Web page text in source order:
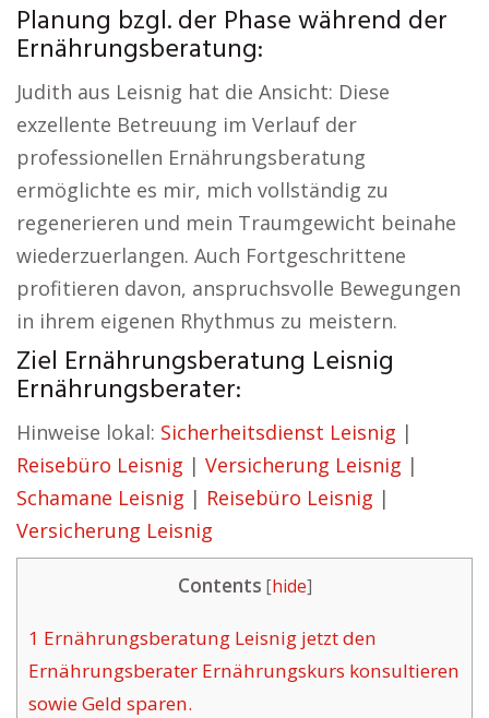
Planung bzgl. der Phase während der
Ernährungsberatung:
Judith aus Leisnig hat die Ansicht: Diese
exzellente Betreuung im Verlauf der
professionellen Ernährungsberatung
ermöglichte es mir, mich vollständig zu
regenerieren und mein Traumgewicht beinahe
wiederzuerlangen. Auch Fortgeschrittene
profitieren davon, anspruchsvolle Bewegungen
in ihrem eigenen Rhythmus zu meistern.
Ziel Ernährungsberatung Leisnig
Ernährungsberater:
Hinweise lokal: Sicherheitsdienst Leisnig |
Reisebüro Leisnig | Versicherung Leisnig |
Schamane Leisnig | Reisebüro Leisnig |
Versicherung Leisnig
Contents [hide]
1 Ernährungsberatung Leisnig jetzt den
Ernährungsberater Ernährungskurs konsultieren
sowie Geld sparen.